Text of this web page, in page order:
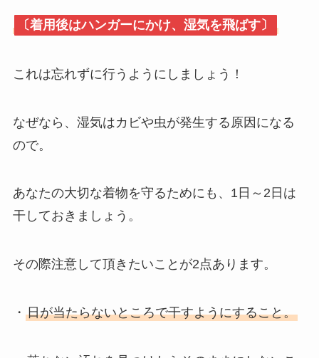
〔着用後はハンガーにかけ、湿気を飛ばす〕
これは忘れずに行うようにしましょう！
なぜなら、湿気はカビや虫が発生する原因になる
ので。
あなたの大切な着物を守るためにも、1日～2日は
干しておきましょう。
その際注意して頂きたいことが2点あります。
・ 日が当たらないところで干すようにすること。